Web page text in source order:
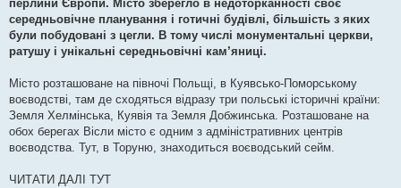
н
н
я
перлини Європи. Місто зберегло в недоторканності своє
середньовічне планування і готичні будівлі, більшість з яких
були побудовані з цегли. В тому числі монументальні церкви,
ратушу і унікальні середньовічні кам’яниці.
Місто розташоване на півночі Польщі, в Куявсько-Поморському
воєводстві, там де сходяться відразу три польські історичні країни:
Земля Хелмінська, Куявія та Земля Добжинська. Розташоване на
обох берегах Вісли місто є одним з адміністративних центрів
воєводства. Тут, в Торуню, знаходиться воєводський сейм.
ЧИТАТИ ДАЛІ ТУТ